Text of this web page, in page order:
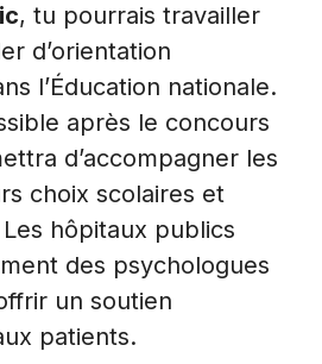
, tu pourrais travailler
d’orientation
l’Éducation nationale.
après le concours
d’accompagner les
choix scolaires et
hôpitaux publics
des psychologues
un soutien
patients.